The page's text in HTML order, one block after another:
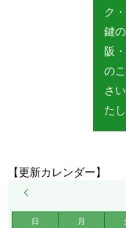
ク
鍵
阪
の
さ
た
【更新カレンダー】
日 月